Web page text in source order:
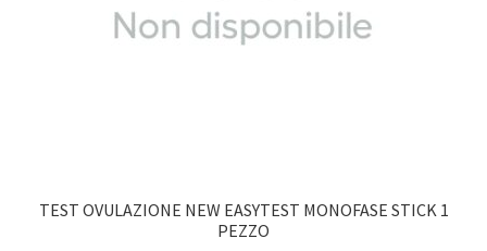
TEST OVULAZIONE NEW EASYTEST MONOFASE STICK 1
PEZZO